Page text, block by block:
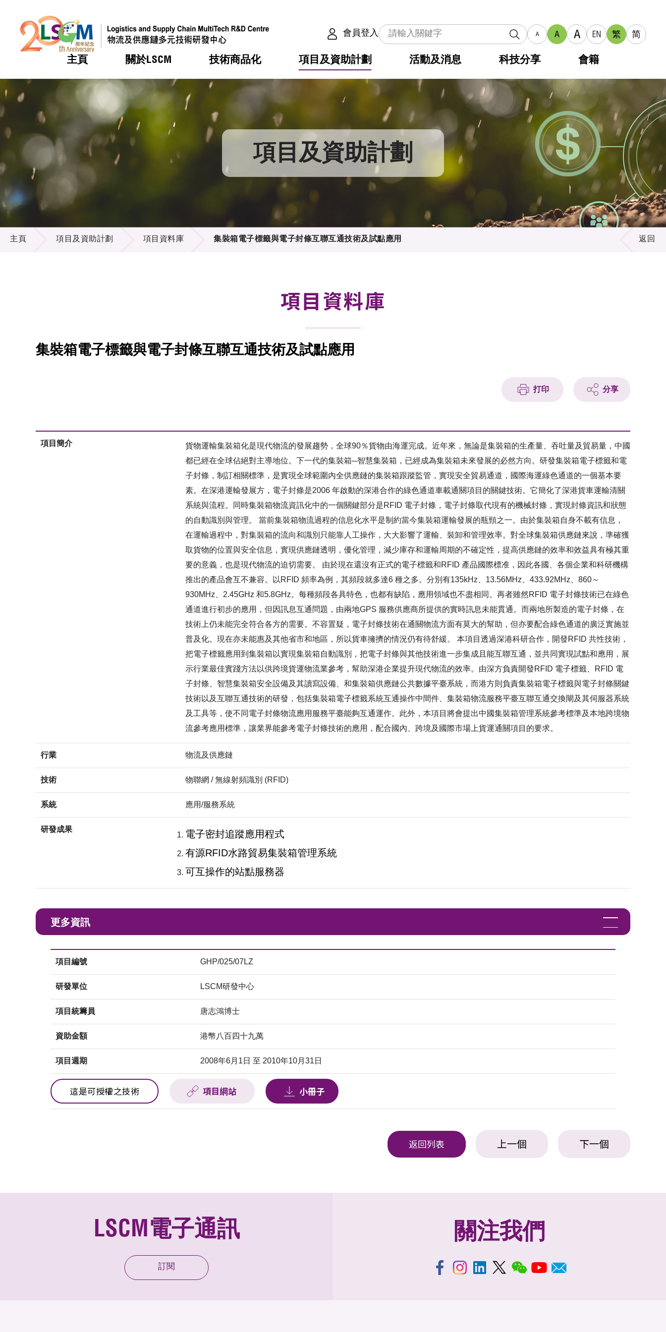
會員登入 A A A EN 繁 简
主頁 關於LSCM
熱門
LSCM 動向
機構簡介
服務範疇
組織架構
供應商登記
技術商品化
熱門
LSCM 動向
服務
應用於公共服務之創新技術
項目及資助計劃
熱門
LSCM 動向
合作計劃
資助計劃
項目資料庫
活動及消息
熱門
LSCM 動向
活動
業界活動
獎項
多媒體
出版刊物
科技分享 會籍
熱門
LSCM 動向
會籍及服務
會員列表
項目及資助計劃
項目及資助計劃
主頁 項目及資助計劃 項目資料庫 集裝箱電子標籤與電子封條互聯互通技術及試點應用 返回
項目資料庫
集裝箱電子標籤與電子封條互聯互通技術及試點應用
打印 分享
項目簡介
貨物運輸集裝箱化是現代物流的發展趨勢，全球90％貨物由海運完成。近年來，無論是集裝箱的生產量、吞吐量及貿易量，中國
都已經在全球佔絕對主導地位。下一代的集裝箱─智慧集裝箱，已經成為集裝箱未來發展的必然方向。研發集裝箱電子標籤和電
子封條，制訂相關標準，是實現全球範圍內全供應鏈的集裝箱跟蹤監管，實現安全貿易通道，國際海運綠色通道的一個基本要
素。在深港運輸發展方，電子封條是2006 年啟動的深港合作的綠色通道車載通關項目的關鍵技術。它簡化了深港貨車運輸清關
系統與流程。同時集裝箱物流資訊化中的一個關鍵部分是RFID 電子封條，電子封條取代現有的機械封條，實現封條資訊和狀態
的自動識別與管理。 當前集裝箱物流過程的信息化水平是制約當今集裝箱運輸發展的瓶頸之一。由於集裝箱自身不載有信息，
在運輸過程中，對集裝箱的流向和識別只能靠人工操作，大大影響了運輸、裝卸和管理效率。對全球集裝箱供應鏈來說，準確獲
取貨物的位置與安全信息，實現供應鏈透明，優化管理，減少庫存和運輸周期的不確定性，提高供應鏈的效率和效益具有極其重
要的意義，也是現代物流的迫切需要。 由於現在還沒有正式的電子標籤和RFID 產品國際標准，因此各國、各個企業和科研機構
推出的產品會互不兼容。以RFID 頻率為例，其頻段就多達6 種之多。分別有135kHz、13.56MHz、433.92MHz、860～
930MHz、2.45GHz 和5.8GHz。每種頻段各具特色，也都有缺陷，應用領域也不盡相同。再者雖然RFID 電子封條技術已在綠色
通道進行初步的應用，但因訊息互通問題，由兩地GPS 服務供應商所提供的實時訊息未能貫通。而兩地所製造的電子封條，在
技術上仍未能完全符合各方的需要。不容置疑，電子封條技術在通關物流方面有莫大的幫助，但亦要配合綠色通道的廣泛實施並
普及化。現在亦未能惠及其他省市和地區，所以貨車擁擠的情況仍有待舒緩。 本項目透過深港科研合作，開發RFID 共性技術，
把電子標籤應用到集裝箱以實現集裝箱自動識別，把電子封條與其他技術進一步集成且能互聯互通，並共同實現試點和應用，展
示行業最佳實踐方法以供跨境貨運物流業參考，幫助深港企業提升現代物流的效率。由深方負責開發RFID 電子標籤、RFID 電
子封條、智慧集裝箱安全設備及其讀寫設備、和集裝箱供應鏈公共數據平臺系統，而港方則負責集裝箱電子標籤與電子封條關鍵
技術以及互聯互通技術的研發，包括集裝箱電子標籤系統互通操作中間件、集裝箱物流服務平臺互聯互通交換閘及其伺服器系統
及工具等，使不同電子封條物流應用服務平臺能夠互通運作。此外，本項目將會提出中國集裝箱管理系統參考標準及本地跨境物
流參考應用標準，讓業界能參考電子封條技術的應用，配合國內、跨境及國際市場上貨運通關項目的要求。
行業 物流及供應鏈
技術 物聯網 / 無線射頻識別 (RFID)
系統 應用/服務系統
研發成果
電子密封追蹤應用程式
有源RFID水路貿易集裝箱管理系統
可互操作的站點服務器
更多資訊
項目編號 GHP/025/07LZ
研發單位 LSCM研發中心
項目統籌員 唐志鴻博士
資助金額 港幣八百四十九萬
項目週期 2008年6月1日 至 2010年10月31日
這是可授權之技術 項目網站 小冊子
返回列表 上一個 下一個
LSCM電子通訊
訂閱
關注我們